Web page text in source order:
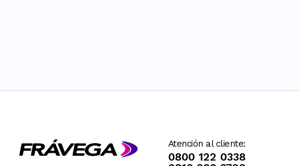
Atención al cliente:
0800 122 0338